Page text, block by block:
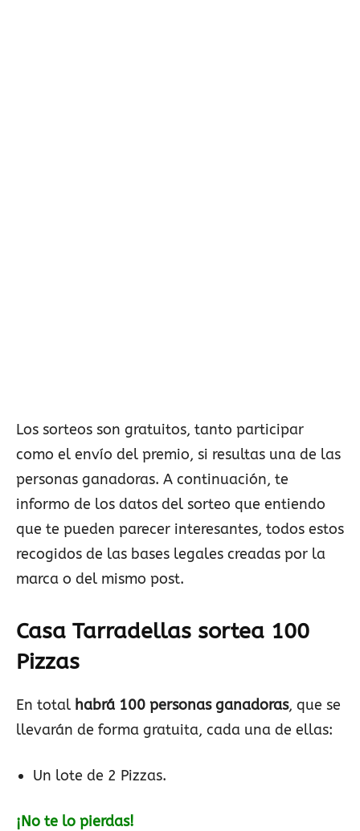
Los sorteos son gratuitos, tanto participar
como el envío del premio, si resultas una de las
personas ganadoras. A continuación, te
informo de los datos del sorteo que entiendo
que te pueden parecer interesantes, todos estos
recogidos de las bases legales creadas por la
marca o del mismo post.
Casa Tarradellas sortea 100
Pizzas
En total habrá 100 personas ganadoras, que se
llevarán de forma gratuita, cada una de ellas:
Un lote de 2 Pizzas.
¡No te lo pierdas!